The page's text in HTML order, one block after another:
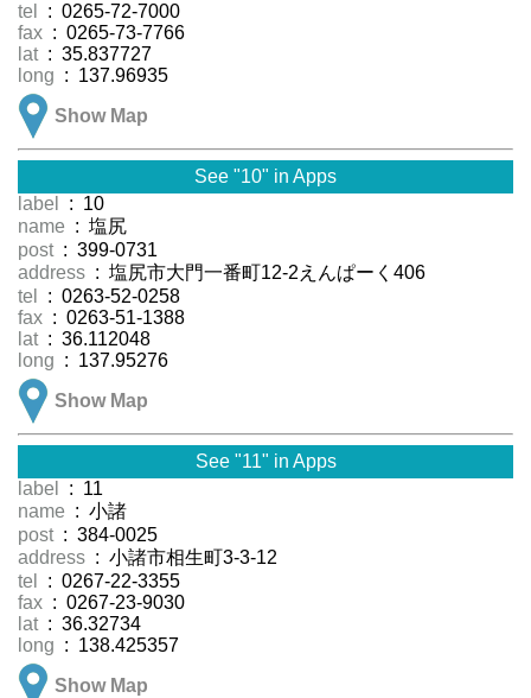
tel
: 0265-72-7000
fax : 0265-73-7766
lat : 35.837727
long : 137.96935
Show Map
See "10" in Apps
label
: 10
name : 塩尻
post : 399-0731
address : 塩尻市大門一番町12-2えんぱーく406
tel
: 0263-52-0258
fax : 0263-51-1388
lat : 36.112048
long : 137.95276
Show Map
See "11" in Apps
label
: 11
name : 小諸
post : 384-0025
address : 小諸市相生町3-3-12
tel
: 0267-22-3355
fax : 0267-23-9030
lat : 36.32734
long : 138.425357
Show Map